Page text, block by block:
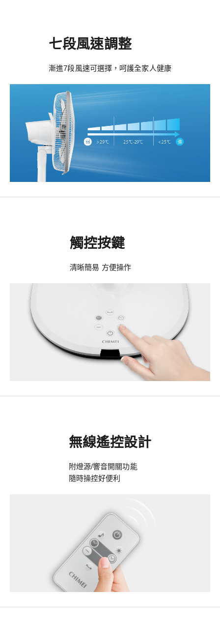
七段風速調整
漸進7段風速可選擇，呵護全家人健康
觸控按鍵
清晰簡易 方便操作
無線遙控設計
附燈源/響音開關功能
隨時操控好便利